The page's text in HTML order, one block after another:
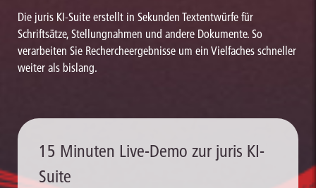
Die juris KI-Suite erstellt in Sekunden Textentwürfe für
Schriftsätze, Stellungnahmen und andere Dokumente. So
verarbeiten Sie Rechercheergebnisse um ein Vielfaches schneller
weiter als bislang.
15 Minuten Live-Demo zur juris KI-
Suite